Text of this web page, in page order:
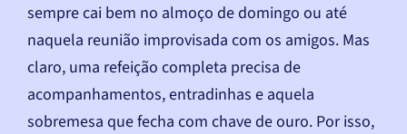
sempre cai bem no almoço de domingo ou até
naquela reunião improvisada com os amigos. Mas
claro, uma refeição completa precisa de
acompanhamentos, entradinhas e aquela
sobremesa que fecha com chave de ouro. Por isso,